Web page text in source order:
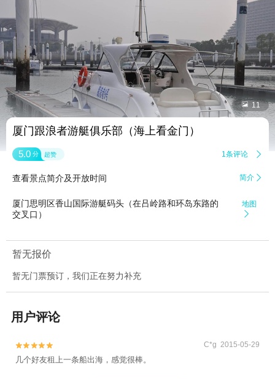
 11
厦门跟浪者游艇俱乐部（海上看金门）
5.0 分 超赞 1条评论 
查看景点简介及开放时间 简介 
厦门思明区香山国际游艇码头（在吕岭路和环岛东路的
交叉口）
地图

暂无报价
暂无门票预订，我们正在努力补充
用户评论

 C*g 2015-05-29
几个好友租上一条船出海，感觉很棒。